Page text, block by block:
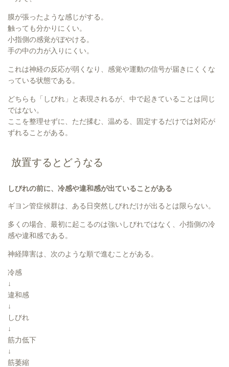
膜が張ったような感じがする。
触っても分かりにくい。
小指側の感覚がぼやける。
手の中の力が入りにくい。
これは神経の反応が弱くなり、感覚や運動の信号が届きにくくな
っている状態である。
どちらも「しびれ」と表現されるが、中で起きていることは同じ
ではない。
ここを整理せずに、ただ揉む、温める、固定するだけでは対応が
ずれることがある。
放置するとどうなる
しびれの前に、冷感や違和感が出ていることがある
ギヨン管症候群は、ある日突然しびれだけが出るとは限らない。
多くの場合、最初に起こるのは強いしびれではなく、小指側の冷
感や違和感である。
神経障害は、次のような順で進むことがある。
冷感
↓
違和感
↓
しびれ
↓
筋力低下
↓
筋萎縮